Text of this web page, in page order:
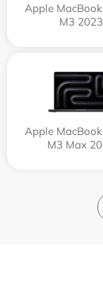
Apple
M3 2023
Apple
M3 Max